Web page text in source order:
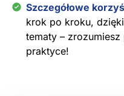
Szczegółowe
krok po kroku,
tematy – zrozumiesz
praktyce!